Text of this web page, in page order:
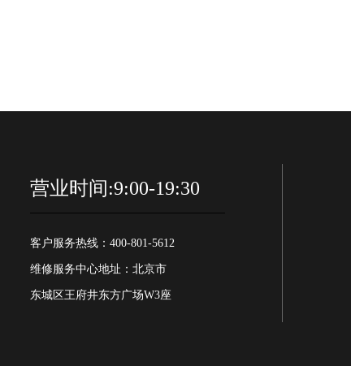
营业时间:9:00-19:30
客户服务热线：400-801-5612
维修服务中心地址：北京市
东城区王府井东方广场W3座